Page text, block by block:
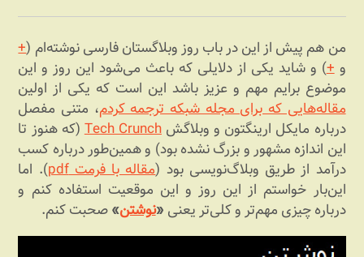
من هم پیش از این در باب روز وبلاگستان فارسی نوشته‌ام (+
و+) و شاید یکی از دلایلی که باعث می‌شود این روز و این
موضوع برایم مهم و عزیز باشد این است که یکی از اولین
مقاله‌هایی که برای مجله شبکه ترجمه کردم، متنی مفصل
درباره مایکل ارینگتون و وبلاگشTech Crunch(که هنوز تا
این اندازه مشهور و بزرگ نشده بود) و همین‌طور درباره کسب
درآمد از طریق وبلاگ‌نویسی بود (مقاله با فرمت pdf
). اما
این‌بار خواستم از این روز و این موقعیت استفاده کنم و
درباره چیزی مهم‌تر و کلی‌تر یعنی «نوشتن»صحبت کنم.